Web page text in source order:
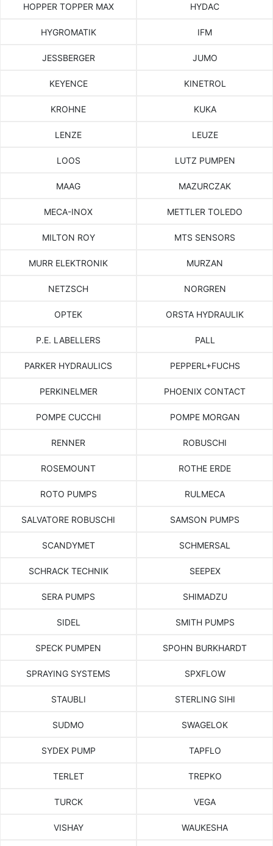
HOPPER TOPPER MAX HYDAC
HYGROMATIK IFM
JESSBERGER JUMO
KEYENCE KINETROL
KROHNE KUKA
LENZE LEUZE
LOOS LUTZ PUMPEN
MAAG MAZURCZAK
MECA-INOX METTLER TOLEDO
MILTON ROY MTS SENSORS
MURR ELEKTRONIK MURZAN
NETZSCH NORGREN
OPTEK ORSTA HYDRAULIK
P.E. LABELLERS PALL
PARKER HYDRAULICS PEPPERL+FUCHS
PERKINELMER PHOENIX CONTACT
POMPE CUCCHI POMPE MORGAN
RENNER ROBUSCHI
ROSEMOUNT ROTHE ERDE
ROTO PUMPS RULMECA
SALVATORE ROBUSCHI SAMSON PUMPS
SCANDYMET SCHMERSAL
SCHRACK TECHNIK SEEPEX
SERA PUMPS SHIMADZU
SIDEL SMITH PUMPS
SPECK PUMPEN SPOHN BURKHARDT
SPRAYING SYSTEMS SPXFLOW
STAUBLI STERLING SIHI
SUDMO SWAGELOK
SYDEX PUMP TAPFLO
TERLET TREPKO
TURCK VEGA
VISHAY WAUKESHA